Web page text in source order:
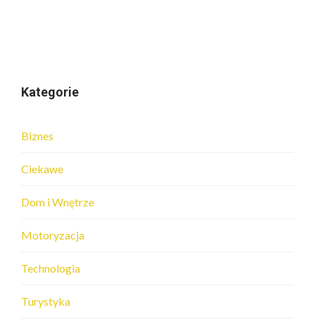
Kategorie
Biznes
Ciekawe
Dom i Wnętrze
Motoryzacja
Technologia
Turystyka